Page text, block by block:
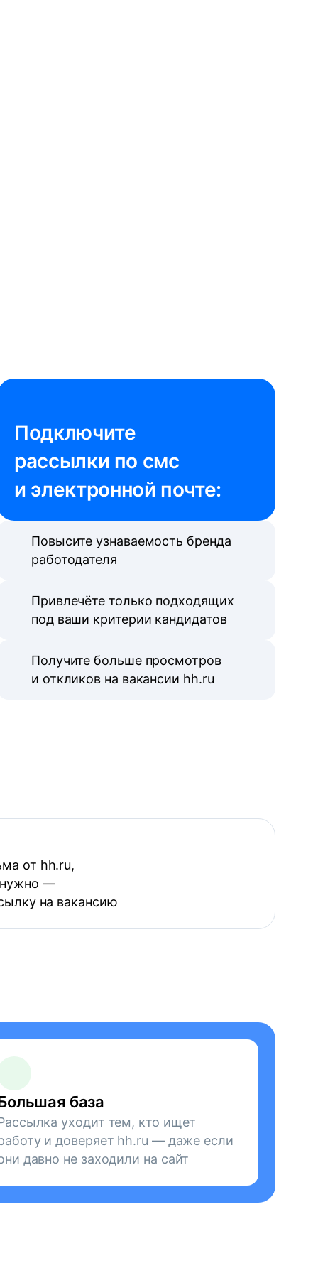
Подключите
рассылки по смс
и электронной почте:
Повысите узнаваемость бренда
работодателя
Привлечёте только подходящих
под ваши критерии кандидатов
Получите больше просмотров
и откликов на вакансии hh.ru
от hh.ru,
нужно —
на вакансию
база
уходит тем, кто ищет
и доверяет hh.ru — даже если
давно не заходили на сайт